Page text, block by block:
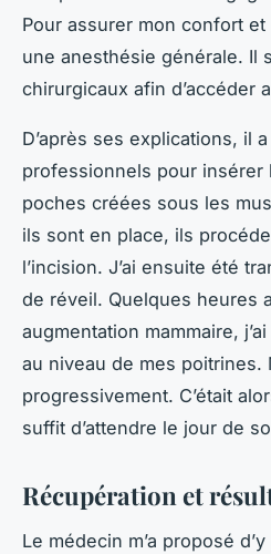
Pour assurer mon confort et
une anesthésie générale. Il
chirurgicaux afin d’accéder
D’après ses explications, il
professionnels pour insérer
poches créées sous les
ils sont en place, ils
l’incision. J’ai ensuite été
de réveil. Quelques heures
augmentation mammaire,
au niveau de mes poitrines.
progressivement. C’était
suffit d’attendre le jour de
Récupération et
Le médecin m’a proposé